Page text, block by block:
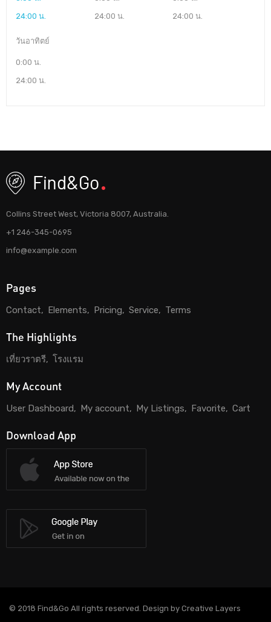
24:00 น.
24:00 น.
24:00 น.
วันอาทิตย์
0:00 น.
24:00 น.
Collins Street West, Victoria 8007, Australia.
+1 246-345-0695
info@example.com
Pages
Contact Elements Pricing Service Terms
The Highlights
เที่ยวราตรี โรงแรม
My Account
User Dashboard My account My Listings Favorite Cart
Download App
© 2018 Find&Go All rights reserved. Design by Creative Layers